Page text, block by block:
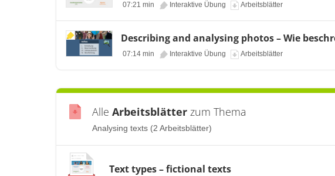
07:21 min Interaktive Übung Arbeitsblätter
Describing and analysing photos – Wie
07:14 min Interaktive Übung Arbeitsblätter
Alle Arbeitsblätter zum Thema
Analysing texts (2 Arbeitsblätter)
Text types – fictional texts